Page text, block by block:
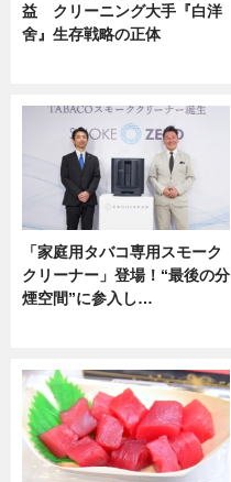
益 クリーニング大手『白洋
舍』生存戦略の正体
「家庭用タバコ専用スモーク
クリーナー」登場！“最後の分
煙空間”に参入し…